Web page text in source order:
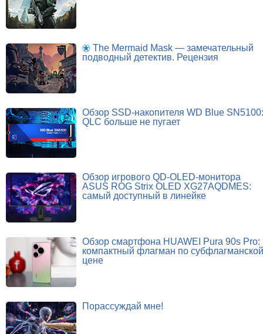
The Mermaid Mask — замечательный
подводный детектив. Рецензия
Обзор SSD-накопителя WD Blue SN5100:
QLC больше не пугает
Обзор игрового QD-OLED-монитора
ASUS ROG Strix OLED XG27AQDMES:
самый доступный в линейке
Обзор смартфона HUAWEI Pura 90s Pro:
компактный флагман по субфлагманской
цене
Порассуждай мне!